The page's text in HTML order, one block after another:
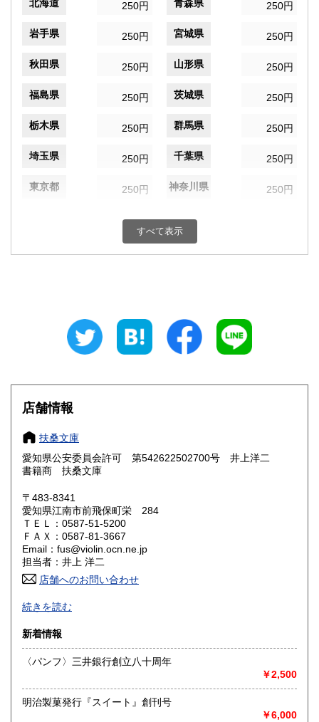
北海道 250円 青森県 250円
岩手県 250円 宮城県 250円
秋田県 250円 山形県 250円
福島県 250円 茨城県 250円
栃木県 250円 群馬県 250円
埼玉県 250円 千葉県 250円
東京都 250円 神奈川県 250円
250円 富山県
250円 三重県
大阪府
奈良県
鳥取県 250円 島根県 250円
岡山県
山口県 250円
香川県 250円
高知県 250円
佐賀県
熊本県 250円 大分県 250円
250円
沖縄県 250円
すべて表示
店舗情報
扶桑文庫
愛知県公安委員会許可 第542622502700号 井上洋二
書籍商 扶桑文庫
〒483-8341
愛知県江南市前飛保町栄 284
ＴＥＬ：0587-51-5200
ＦＡＸ：0587-81-3667
Email：fus@violin.ocn.ne.jp
担当者：井上 洋二
店舗へのお問い合わせ
古文書、古地図、刷り物、一枚もの、絵葉書、鳥瞰図、近代
文献資料等を主体に扱っております。
沿線名：名鉄犬山線
最寄駅：江南駅下車
営業時間：10:00〜17:00
書籍の買取について
続きを読む
新着情報
〈パンフ〉三井銀行創立八十周年
￥2,500
明治製菓発行『スイート』創刊号
￥6,000